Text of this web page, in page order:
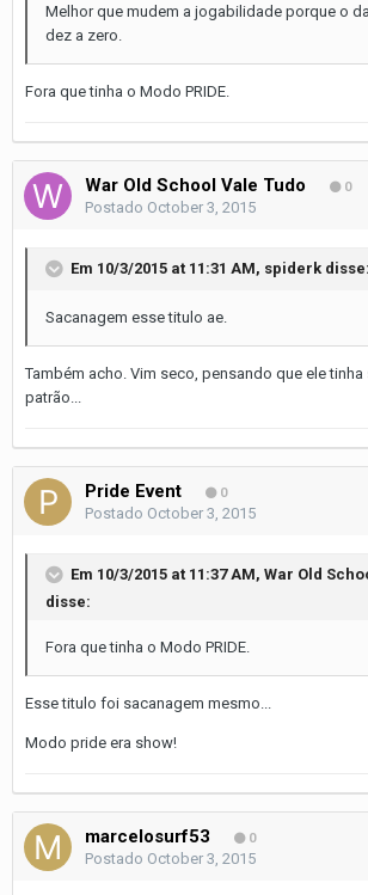
Melhor que mudem a jogabilidade porque o
dez a zero.
Fora que tinha o Modo PRIDE.
War Old School Vale Tudo 0
Postado October 3, 2015
Em 10/3/2015 at 11:31 AM, spiderk disse:
Sacanagem esse titulo ae.
Também acho. Vim seco, pensando que ele
patrão...
Pride Event 0
Postado October 3, 2015
Em 10/3/2015 at 11:37 AM, War Old
disse:
Fora que tinha o Modo PRIDE.
Esse titulo foi sacanagem mesmo...
Modo pride era show!
marcelosurf53 0
Postado October 3, 2015